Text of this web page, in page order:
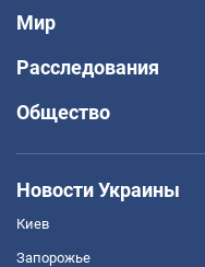
Мир
Расследования
Общество
Новости Украины
Киев
Запорожье